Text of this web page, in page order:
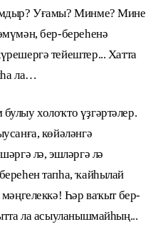
Уғамы? Минме? Мине
бер-береһенә
тейештер... Хатта
ла…
холоҡто үҙгәртәлер.
көйәләнгә
лә, эшләргә лә
тапһа, ҡайһылай
Һәр ваҡыт бер-
ла асыуланышмайһың...